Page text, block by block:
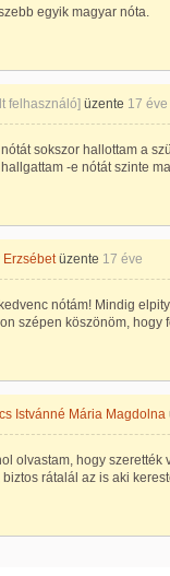
egyik magyar nóta.
felhasználó] üzente 17 éve
nótát sokszor hallottam a
-e nótát szinte
Erzsébetüzente 17 éve
nótám! Mindig
szépen köszönöm, hogy
Istvánné Mária Magdolna
olvastam, hogy szerették
biztos rátalál az is aki